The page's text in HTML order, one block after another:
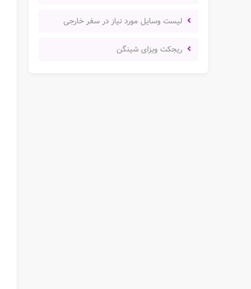
لیست وسایل مورد نیاز در سفر خارجی
ریجکت ویزای شینگن